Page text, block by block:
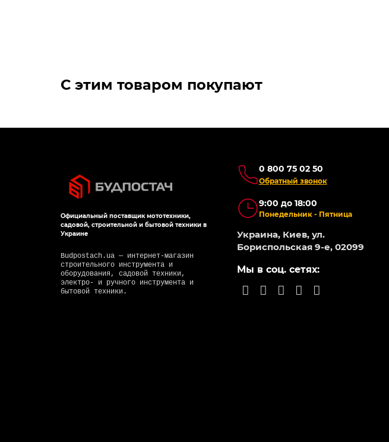
С этим товаром покупают
Официальный поставщик мототехники,
садовой, строительной и бытовой техники в
Украине
Budpostach.ua — интернет-магазин
строительного инструмента и
оборудования, садовой техники,
электро- и ручного инструмента и
бытовой техники.
0 800 75 02 50
Обратный звонок
9:00 до 18:00
Понедельник - Пятница
Украина, Киев, ул.
Бориспольская 9-е, 02099
Мы в соц. сетях: